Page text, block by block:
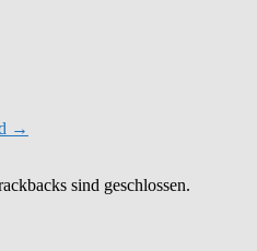
→
sind geschlossen.